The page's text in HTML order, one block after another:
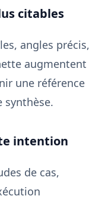
citables
angles précis,
augmentent
une référence
synthèse.
intention
de cas,